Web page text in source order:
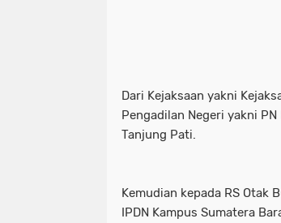
Dari Kejaksaan yakni
Pengadilan Negeri yakni
Tanjung Pati.
Kemudian kepada RS
IPDN Kampus Sumatera